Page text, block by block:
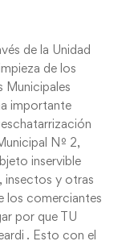
de la Unidad
de los
Municipales
importante
Nº 2,
inservible
insectos y otras
los comerciantes
por que TU
. Esto con el